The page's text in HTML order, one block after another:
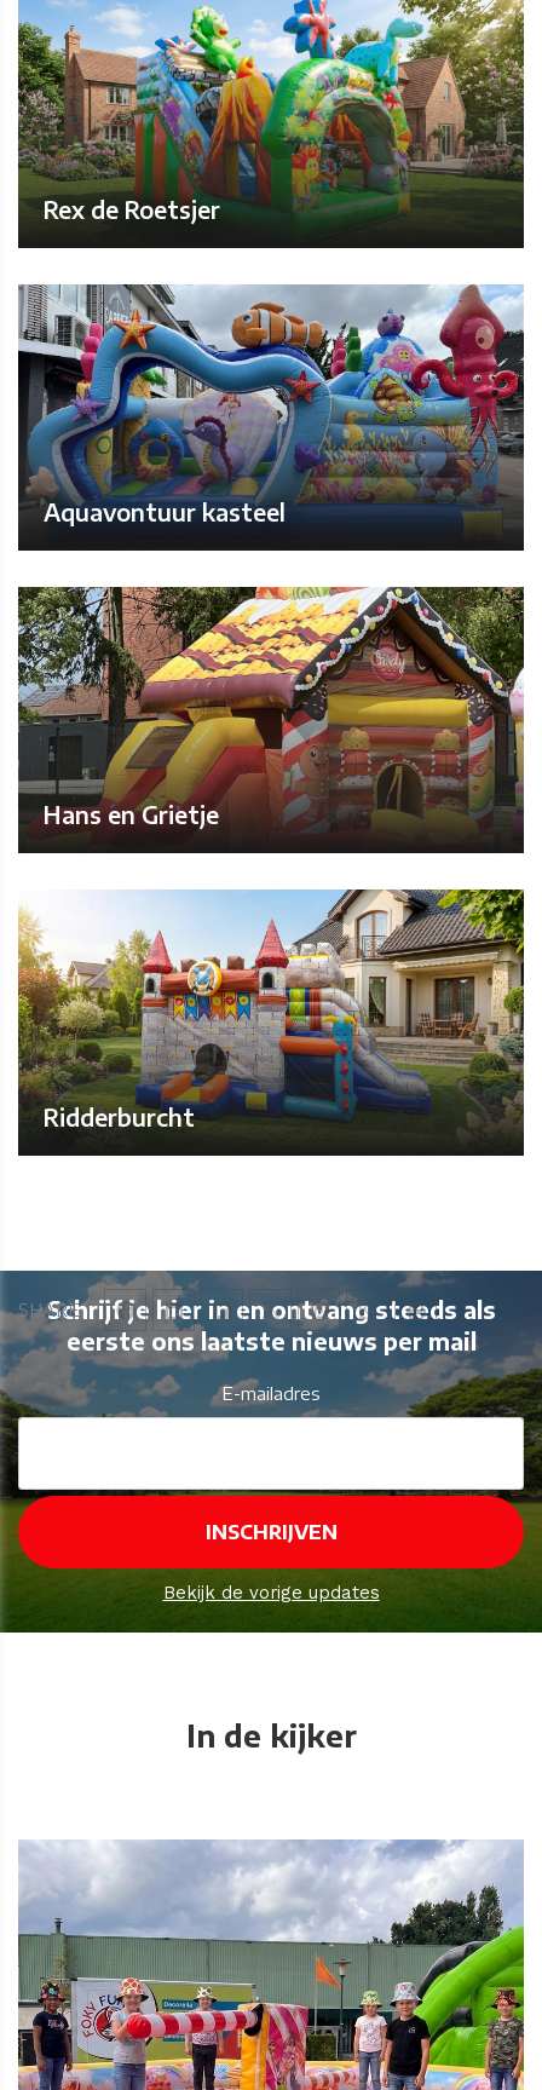
SHARE
Rex de Roetsjer
Aquavontuur kasteel
Hans en Grietje
Ridderburcht
Schrijf je hier in en ontvang steeds als
eerste ons laatste nieuws per mail
E-mailadres
Bekijk de vorige updates
In de kijker